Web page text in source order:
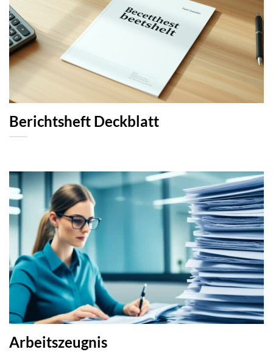
Berichtsheft Deckblatt
Arbeitszeugnis